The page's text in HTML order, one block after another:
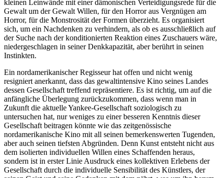
kleinen Leinwände mit einer dämonischen Verteidigungsrede für die
Gewalt um der Gewalt Willen, für den Horror aus Vergnügen am
Horror, für die Monstrosität der Formen überzieht. Es organisiert
sich, um ein Nachdenken zu verhindern, als ob es ausschließlich auf
der Suche nach der konditionierten Reaktion eines Zuschauers wäre,
niedergeschlagen in seiner Denkkapazität, aber berührt in seinen
Instinkten.
Ein nordamerikanischer Regisseur hat offen und nicht wenig
resigniert anerkannt, dass das gewaltintensive Kino seines Landes
dessen Gesellschaft treffend repräsentiere. Es ist richtig, um auf die
anfängliche Überlegung zurückzukommen, dass wenn man in
Zukunft die aktuelle Yankee-Gesellschaft soziologisch zu
untersuchen hat, nur weniges zu einer besseren Kenntnis dieser
Gesellschaft beitragen könnte wie das zeitgenössische
nordamerikanische Kino mit all seinen bemerkenswerten Tugenden,
aber auch seinen tiefsten Abgründen. Denn Kunst entsteht nicht aus
dem isolierten individuellen Willen eines Schaffenden heraus,
sondern ist in erster Linie Ausdruck eines kollektiven Erlebens der
Gesellschaft durch die individuelle Sensibilität des Künstlers, der